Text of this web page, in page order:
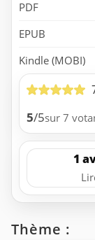
PDF
EPUB
Kindle (MOBI)
5/5sur 7
1
Thème :